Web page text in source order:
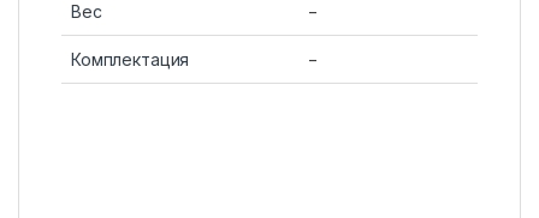
Вес −
Комплектация −